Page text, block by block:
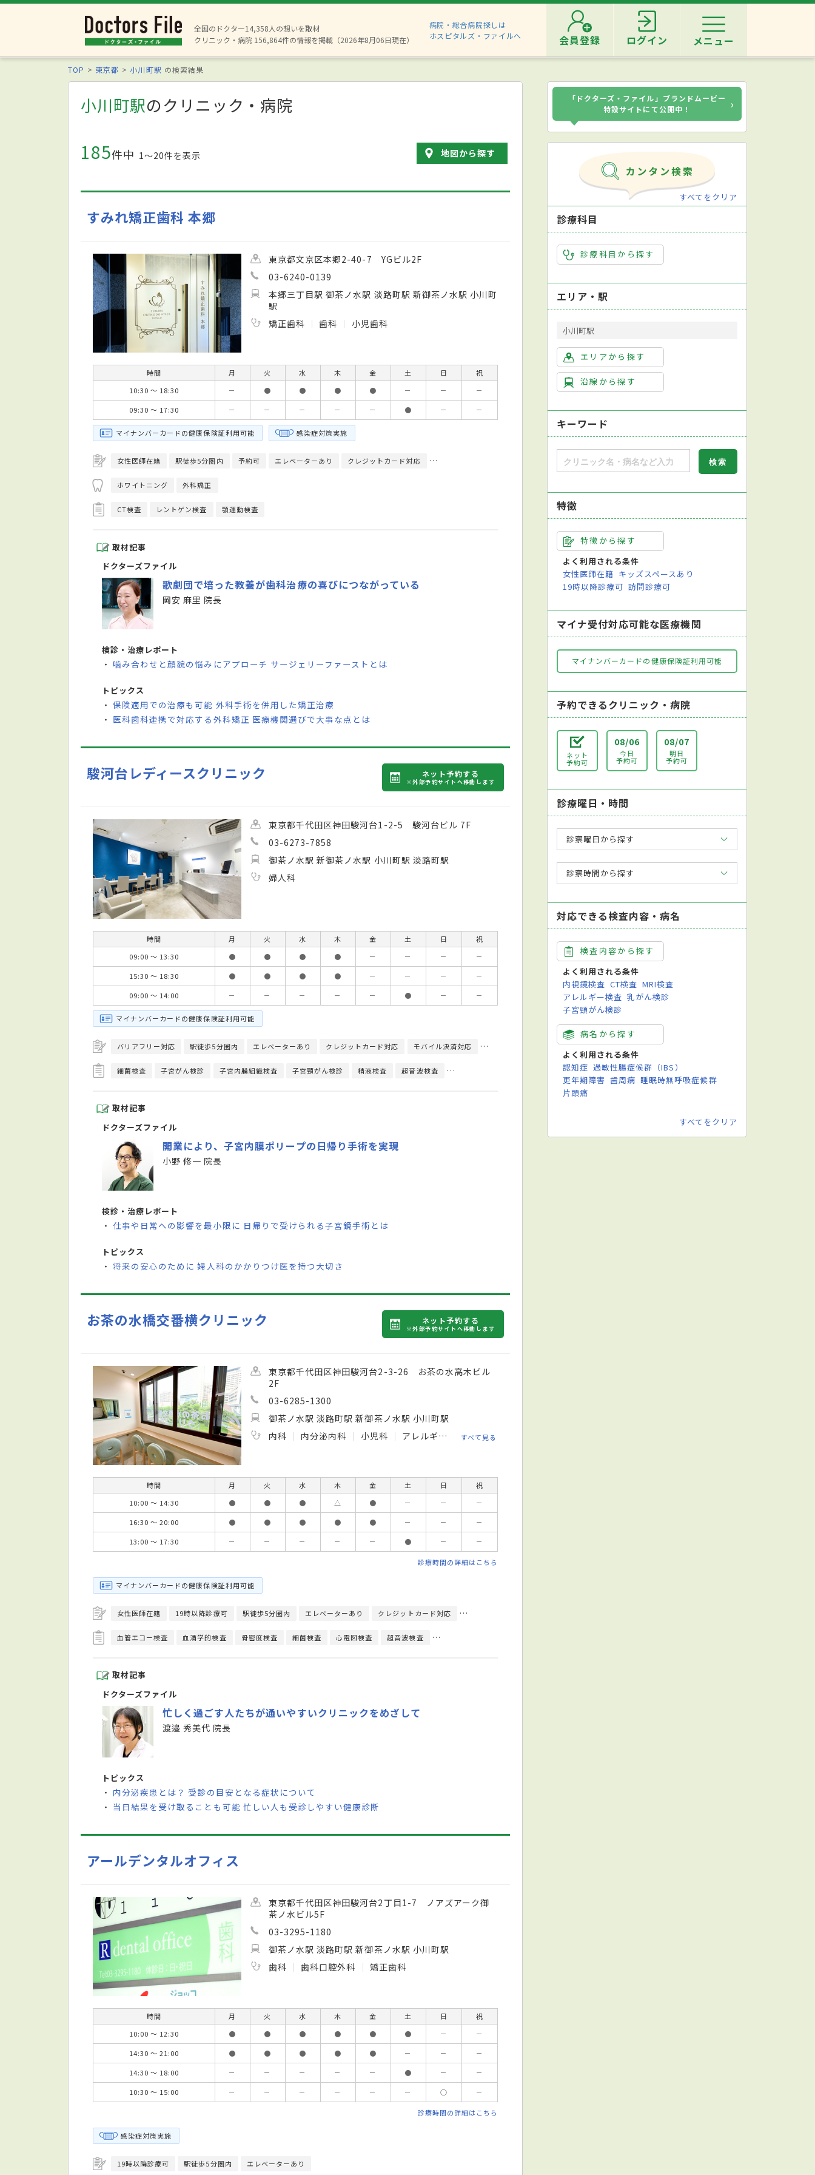
全国のドクター14,358人の想いを取材
クリニック・病院 156,864件の情報を掲載（2026年8月06日現在）
病院・総合病院探しは
ホスピタルズ・ファイルへ
会員登録 ログイン メニュー
TOP 東京都 小川町駅 の検索結果
小川町駅のクリニック・病院
185件中 1〜20件を表示 地図から探す
すみれ矯正歯科 本郷
東京都文京区本郷2-40-7 YGビル2F
03-6240-0139
本郷三丁目駅 御茶ノ水駅 淡路町駅 新御茶ノ水駅 小川町
駅
矯正歯科
歯科 小児歯科
時間 月 火 水 木 金 土 日
祝
10:30 ～ 18:30
－ ● ● ● ● － －
－
09:30 ～ 17:30
－ － － － － ● － －
マイナンバーカードの健康保険証利用可能 感染症対策実施
女性医師在籍 駅徒歩5分圏内 予約可 エレベーターあり クレジットカード対応 指定自立支援医療機関（育成医療・更生医療） 顎口腔機能診断施設指定機関
ホワイトニング 外科矯正
CT検査 レントゲン検査 顎運動検査
取材記事
ドクターズファイル
歌劇団で培った教養が歯科治療の喜びにつながっている
岡安 麻里 院長
検診・治療レポート
・噛み合わせと顔貌の悩みにアプローチ サージェリーファーストとは
トピックス
・保険適用での治療も可能 外科手術を併用した矯正治療
・ 医科歯科連携で対応する外科矯正 医療機関選びで大事な点とは
駿河台レディースクリニック ネット予約する
※外部予約サイトへ移動します
東京都千代田区神田駿河台1-2-5 駿河台ビル 7F
03-6273-7858
御茶ノ水駅 新御茶ノ水駅 小川町駅 淡路町駅
婦人科
時間 月 火 水 木 金 土 日
祝
09:00 ～ 13:30
● ● ● ● － － －
－
15:30 ～ 18:30
● ● ● ● － － －
－
09:00 ～ 14:00
－ － － － － ● － －
マイナンバーカードの健康保険証利用可能
バリアフリー対応 駅徒歩5分圏内 エレベーターあり クレジットカード対応 モバイル決済対応 日本生殖医学会生殖医療専門医 日本専門医機構認定産婦人科専門医
細菌検査 子宮がん検診 子宮内膜組織検査 子宮頸がん検診 精液検査 超音波検査 内視鏡（子宮鏡）検査 内分泌学的検査 尿検査 不妊治療
取材記事
ドクターズファイル
開業により、子宮内膜ポリープの日帰り手術を実現
小野 修一 院長
検診・治療レポート
・ 仕事や日常への影響を最小限に 日帰りで受けられる子宮鏡手術とは
トピックス
・将来の安心のために 婦人科のかかりつけ医を持つ大切さ
お茶の水橋交番横クリニック ネット予約する
※外部予約サイトへ移動します
東京都千代田区神田駿河台2-3-26 お茶の水高木ビル
2F
03-6285-1300
御茶ノ水駅 淡路町駅 新御茶ノ水駅 小川町駅
内科
内分泌内科 小児科 アレルギー科 すべて見る
時間 月 火 水 木 金 土 日
祝
10:00 ～ 14:30
● ● ● △ ● － －
－
16:30 ～ 20:00
● ● ● ● ● － －
－
13:00 ～ 17:30
－ － － － － ● － －
診療時間の詳細はこちら
マイナンバーカードの健康保険証利用可能
女性医師在籍 19時以降診療可 駅徒歩5分圏内 エレベーターあり クレジットカード対応 モバイル決済対応
血管エコー検査 血清学的検査 骨密度検査 細菌検査 心電図検査 超音波検査 内分泌学的検査
取材記事
ドクターズファイル
忙しく過ごす人たちが通いやすいクリニックをめざして
渡邉 秀美代 院長
トピックス
・ 内分泌疾患とは？ 受診の目安となる症状について
・ 当日結果を受け取ることも可能 忙しい人も受診しやすい健康診断
アールデンタルオフィス
東京都千代田区神田駿河台2丁目1-7 ノアズアーク御
茶ノ水ビル5F
03-3295-1180
御茶ノ水駅 淡路町駅 新御茶ノ水駅 小川町駅
歯科
歯科口腔外科 矯正歯科
時間 月 火 水 木 金 土 日
祝
10:00 ～ 12:30
● ● ● ● ● ● －
－
14:30 ～ 21:00
● ● ● ● ● － －
－
14:30 ～ 18:00
－ － － － － ● －
－
10:30 ～ 15:00
－ － － － － － ○ －
診療時間の詳細はこちら
感染症対策実施
19時以降診療可 駅徒歩5分圏内 エレベーターあり
「ドクターズ・ファイル」ブランドムービー
特設サイトにて公開中！
›
すべてをクリア
診療科目
診療科目から探す
エリア・駅
小川町駅
エリアから探す
沿線から探す
キーワード
特徴
特徴から探す
よく利用される条件
女性医師在籍 キッズスペースあり
19時以降診療可 訪問診療可
マイナ受付対応可能な医療機関
マイナンバーカードの健康保険証利用可能
予約できるクリニック・病院
ネット
予約可
08/06
今日
予約可
08/07
明日
予約可
診療曜日・時間
診察曜日から探す
診察時間から探す
対応できる検査内容・病名
検査内容から探す
よく利用される条件
内視鏡検査 CT検査 MRI検査
アレルギー検査 乳がん検診
子宮頸がん検診
病名から探す
よく利用される条件
認知症 過敏性腸症候群（IBS）
更年期障害 歯周病 睡眠時無呼吸症候群
片頭痛
すべてをクリア